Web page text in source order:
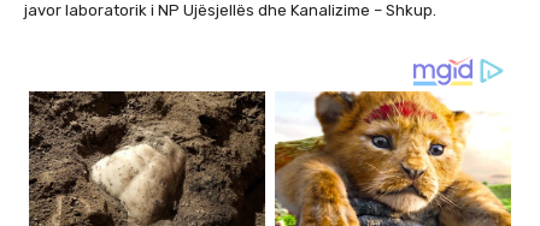
javor laboratorik i NP Ujësjellës dhe Kanalizime – Shkup.